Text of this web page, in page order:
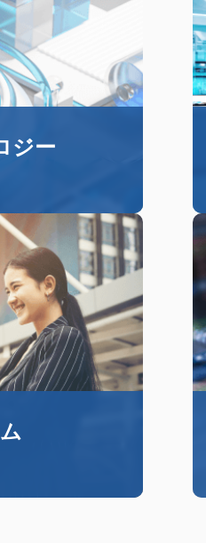
ジー
リックモデリ
リッドモデリ
後処理などのコ
、ZWSim-
械、電子機器
し、ZWSOFT
々なシナリオ